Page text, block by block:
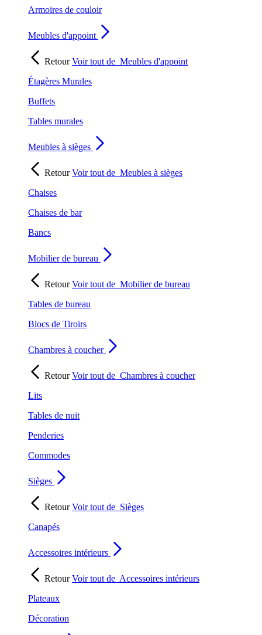
Armoires de couloir
Meubles d'appoint
RetourVoir tout de Meubles d'appoint
Étagères Murales
Buffets
Tables murales
Meubles à sièges
RetourVoir tout de Meubles à sièges
Chaises
Chaises de bar
Bancs
Mobilier de bureau
RetourVoir tout de Mobilier de bureau
Tables de bureau
Blocs de Tiroirs
Chambres à coucher
RetourVoir tout de Chambres à coucher
Lits
Tables de nuit
Penderies
Commodes
Sièges
RetourVoir tout de Sièges
Canapés
Accessoires intérieurs
RetourVoir tout de Accessoires intérieurs
Plateaux
Décoration